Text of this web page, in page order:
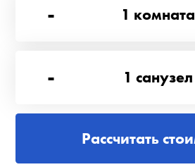
-
1 комната
- 1 санузел
Рассчитать